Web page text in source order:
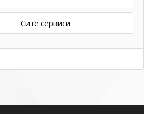
Сите сервиси